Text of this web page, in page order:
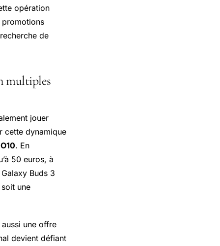
opération
promotions
de
multiples
jouer
cette dynamique
. En
50 euros, à
Buds 3
une
une offre
devient défiant